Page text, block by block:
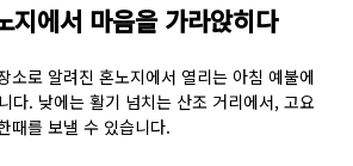
지에서 마음을 가라앉히다
소로 알려진 혼노지에서 열리는 아침 예불에
다. 낮에는 활기 넘치는 산조 거리에서, 고요
때를 보낼 수 있습니다.